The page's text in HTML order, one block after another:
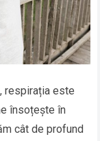
respirația este
însoțește în
cât de profund